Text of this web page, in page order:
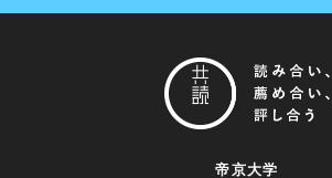
帝京大学